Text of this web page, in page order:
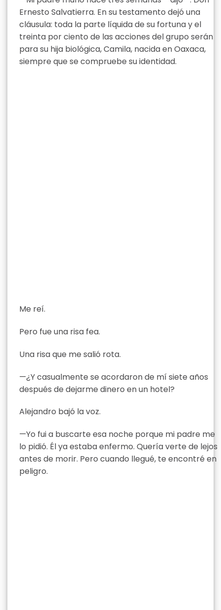
Ernesto Salvatierra. En su testamento dejó una
cláusula: toda la parte líquida de su fortuna y el
treinta por ciento de las acciones del grupo serán
para su hija biológica, Camila, nacida en Oaxaca,
siempre que se compruebe su identidad.
Me reí.
Pero fue una risa fea.
Una risa que me salió rota.
—¿Y casualmente se acordaron de mí siete años
después de dejarme dinero en un hotel?
Alejandro bajó la voz.
—Yo fui a buscarte esa noche porque mi padre me
lo pidió. Él ya estaba enfermo. Quería verte de lejos
antes de morir. Pero cuando llegué, te encontré en
peligro.